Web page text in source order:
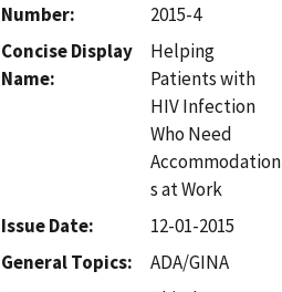
Number
2015-4
Concise Display
Name
Helping
Patients with
HIV Infection
Who Need
Accommodation
s at Work
Issue Date
12-01-2015
General Topics
ADA/GINA